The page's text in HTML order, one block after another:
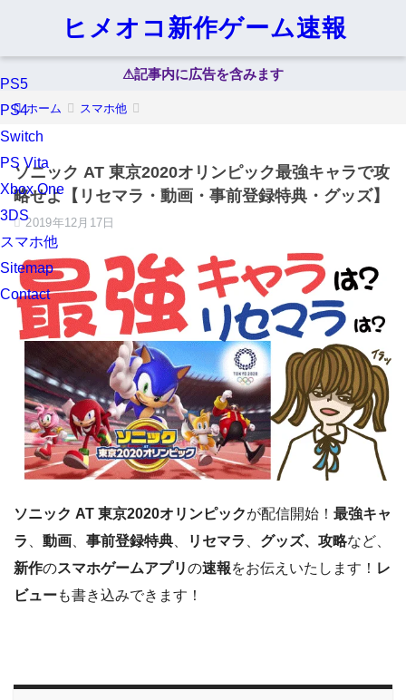
ヒメオコ新作ゲーム速報
PS5
PS4
Switch
PS Vita
Xbox One
3DS
スマホ他
Sitemap
Contact
⚠︎記事内に広告を含みます
ホーム スマホ他
ソニック AT 東京2020オリンピック最強キャラで攻
略せよ【リセマラ・動画・事前登録特典・グッズ】
2019年12月17日
ソニック AT 東京2020オリンピックが配信開始！ 最強キャ
ラ
動画 事前登録特典 リセマラ グッズ、攻略など、
新作のスマホゲームアプリの速報をお伝えいたします！ レ
ビューも書き込みできます！